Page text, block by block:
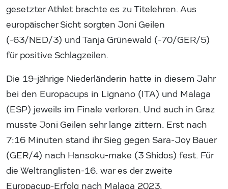
gesetzter Athlet brachte es zu Titelehren. Aus
europäischer Sicht sorgten Joni Geilen
(-63/NED/3) und Tanja Grünewald (-70/GER/5)
für positive Schlagzeilen.
Die 19-jährige Niederländerin hatte in diesem Jahr
bei den Europacups in Lignano (ITA) und Malaga
(ESP) jeweils im Finale verloren. Und auch in Graz
musste Joni Geilen sehr lange zittern. Erst nach
7:16 Minuten stand ihr Sieg gegen Sara-Joy Bauer
(GER/4) nach Hansoku-make (3 Shidos) fest. Für
die Weltranglisten-16. war es der zweite
Europacup-Erfolg nach Malaga 2023.